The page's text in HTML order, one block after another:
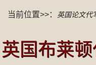
当前位置>>： 英国论文代
英国布莱